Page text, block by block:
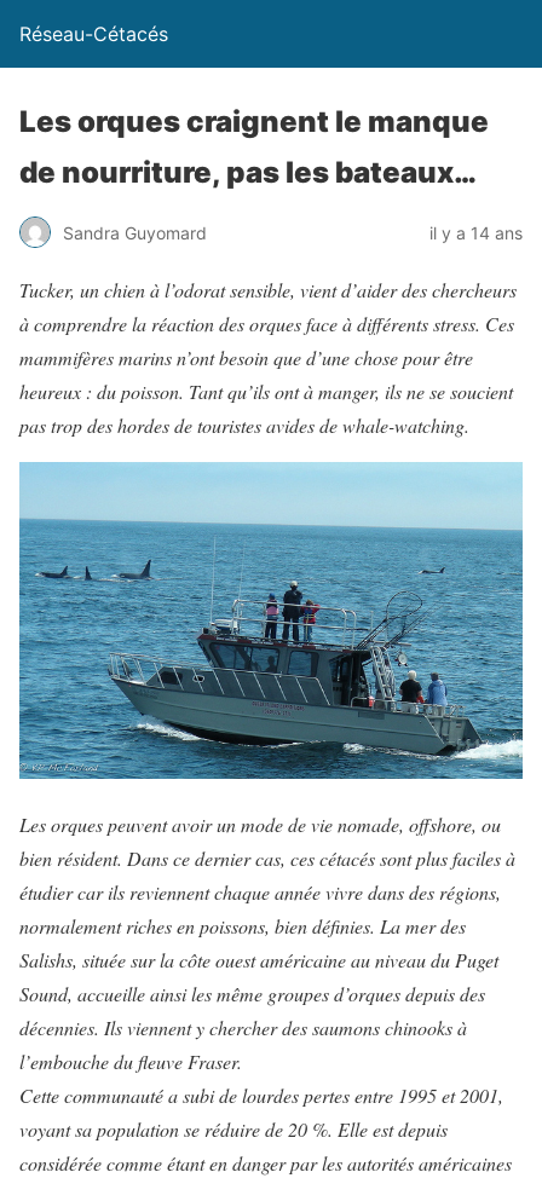
Réseau-Cétacés
Les orques craignent le manque
de nourriture, pas les bateaux…
Sandra Guyomard il y a 14 ans
Tucker, un chien à l’odorat sensible, vient d’aider des chercheurs
à comprendre la réaction des orques face à différents stress. Ces
mammifères marins n’ont besoin que d’une chose pour être
heureux : du poisson. Tant qu’ils ont à manger, ils ne se soucient
pas trop des hordes de touristes avides de whale-watching.
Les orques peuvent avoir un mode de vie nomade, offshore, ou
bien résident. Dans ce dernier cas, ces cétacés sont plus faciles à
étudier car ils reviennent chaque année vivre dans des régions,
normalement riches en poissons, bien définies. La mer des
Salishs, située sur la côte ouest américaine au niveau du Puget
Sound, accueille ainsi les même groupes d’orques depuis des
décennies. Ils viennent y chercher des saumons chinooks à
l’embouche du fleuve Fraser.
Cette communauté a subi de lourdes pertes entre 1995 et 2001,
voyant sa population se réduire de 20 %. Elle est depuis
considérée comme étant en danger par les autorités américaines